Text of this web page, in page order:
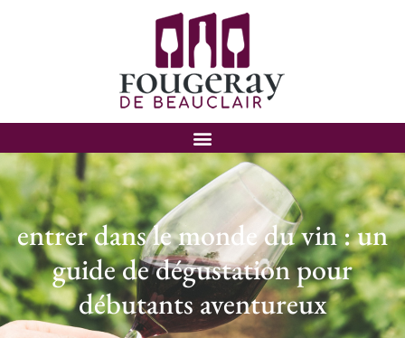
entrer dans le monde du vin : un
guide de dégustation pour
débutants aventureux